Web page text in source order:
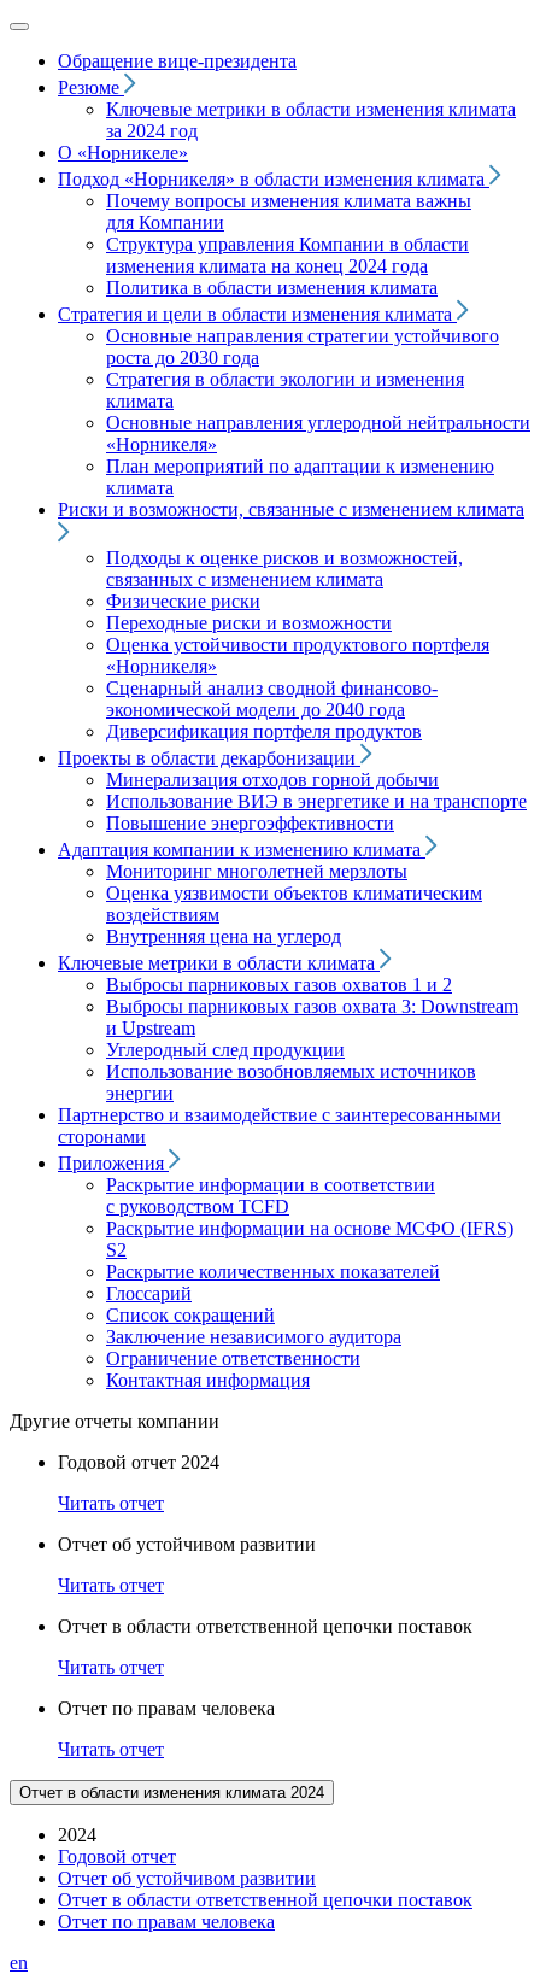
Обращение вице‑президента
Резюме
Ключевые метрики в области изменения климата
за 2024 год
О «Норникеле»
Подход «Норникеля» в области изменения климата
Почему вопросы изменения климата важны
для Компании
Структура управления Компании в области
изменения климата на конец 2024 года
Политика в области изменения климата
Стратегия и цели в области изменения климата
Основные направления стратегии устойчивого
роста до 2030 года
Стратегия в области экологии и изменения
климата
Основные направления углеродной нейтральности
«Норникеля»
План мероприятий по адаптации к изменению
климата
Риски и возможности, связанные с изменением климата
Подходы к оценке рисков и возможностей,
связанных с изменением климата
Физические риски
Переходные риски и возможности
Оценка устойчивости продуктового портфеля
«Норникеля»
Сценарный анализ сводной финансово-
экономической модели до 2040 года
Диверсификация портфеля продуктов
Проекты в области декарбонизации
Минерализация отходов горной добычи
Использование ВИЭ в энергетике и на транспорте
Повышение энергоэффективности
Адаптация компании к изменению климата
Мониторинг многолетней мерзлоты
Оценка уязвимости объектов климатическим
воздействиям
Внутренняя цена на углерод
Ключевые метрики в области климата
Выбросы парниковых газов охватов 1 и 2
Выбросы парниковых газов охвата 3: Downstream
и Upstream
Углеродный след продукции
Использование возобновляемых источников
энергии
Партнерство и взаимодействие с заинтересованными
сторонами
Приложения
Раскрытие информации в соответствии
с руководством TCFD
Раскрытие информации на основе МСФО (IFRS)
S2
Раскрытие количественных показателей
Глоссарий
Список сокращений
Заключение независимого аудитора
Ограничение ответственности
Контактная информация
Другие отчеты компании
Годовой отчет 2024
Читать отчет
Отчет об устойчивом развитии
Читать отчет
Отчет в области ответственной цепочки поставок
Читать отчет
Отчет по правам человека
Читать отчет
Отчет в области изменения климата 2024
2024
Годовой отчет
Отчет об устойчивом развитии
Отчет в области ответственной цепочки поставок
Отчет по правам человека
en